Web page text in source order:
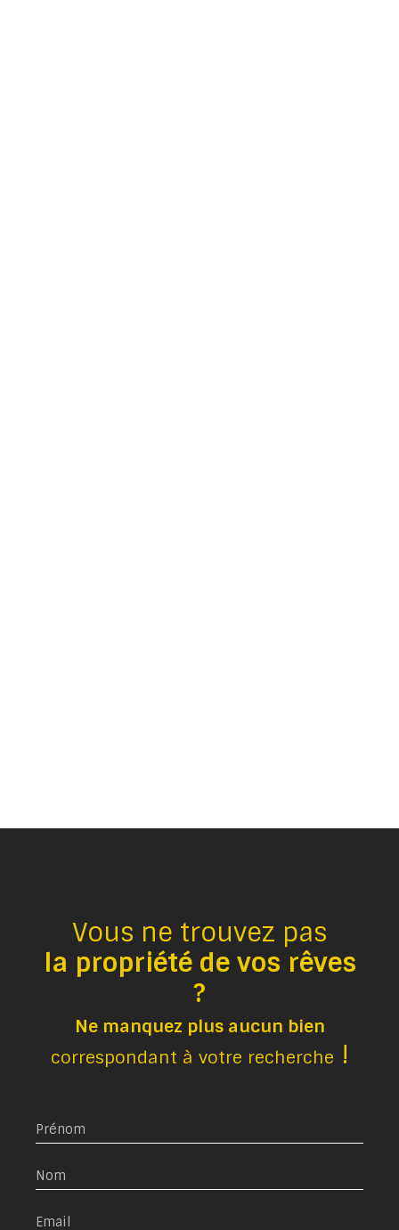
Vous ne trouvez pas
la propriété de vos rêves
?
Ne manquez plus aucun bien
correspondant à votre recherche !
Prénom
Nom
Email